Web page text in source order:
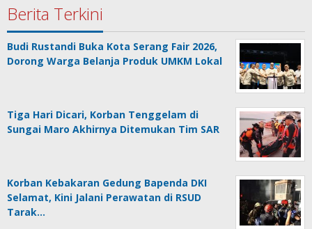
Berita Terkini
Budi Rustandi Buka Kota Serang Fair 2026,
Dorong Warga Belanja Produk UMKM Lokal
Tiga Hari Dicari, Korban Tenggelam di
Sungai Maro Akhirnya Ditemukan Tim SAR
Korban Kebakaran Gedung Bapenda DKI
Selamat, Kini Jalani Perawatan di RSUD
Tarak…